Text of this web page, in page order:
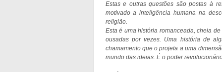
Estas e outras questões são postas à
motivado a inteligência humana na
religião.
Esta é uma história romanceada, cheia
ousadas por vezes. Uma história de
chamamento que o projeta a uma
mundo das ideias. É o poder